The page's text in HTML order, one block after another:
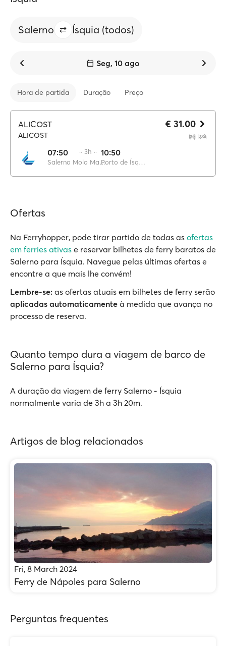
Salerno Ísquia (todos)
Seg, 10 ago
Hora de partida Duração Preço
ALICOST
ALICOST
07:50
Salerno Molo Manfredi
·· 3h ·· 10:50
Porto de Ísquia
€ 31.00
Ofertas
Na Ferryhopper, pode tirar partido de todas as ofertas
em ferries ativas e reservar bilhetes de ferry baratos de
Salerno para Ísquia. Navegue pelas últimas ofertas e
encontre a que mais lhe convém!
Lembre-se: as ofertas atuais em bilhetes de ferry serão
aplicadas automaticamente à medida que avança no
processo de reserva.
Quanto tempo dura a viagem de barco de
Salerno para Ísquia?
A duração da viagem de ferry Salerno - Ísquia
normalmente varia de 3h a 3h 20m.
Artigos de blog relacionados
Fri, 8 March 2024
Ferry de Nápoles para Salerno
Perguntas frequentes